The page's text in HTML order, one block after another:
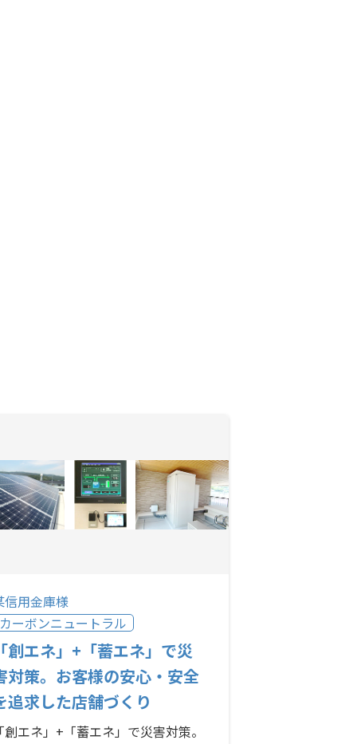
信用金庫様
ーボンニュートラル
創エネ」+「蓄エネ」で災
対策。お客様の安心・安全
追求した店舗づくり
創エネ」+「蓄エネ」で災害対策。